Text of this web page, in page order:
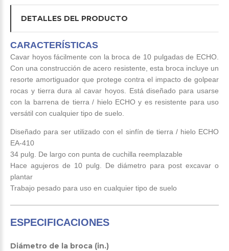
DETALLES DEL PRODUCTO
CARACTERÍSTICAS
Cavar hoyos fácilmente con la broca de 10 pulgadas de ECHO.
Con una construcción de acero resistente, esta broca incluye un
resorte amortiguador que protege contra el impacto de golpear
rocas y tierra dura al cavar hoyos. Está diseñado para usarse
con la barrena de tierra / hielo ECHO y es resistente para uso
versátil con cualquier tipo de suelo.
Diseñado para ser utilizado con el sinfín de tierra / hielo ECHO
EA-410
34 pulg. De largo con punta de cuchilla reemplazable
Hace agujeros de 10 pulg. De diámetro para post excavar o
plantar
Trabajo pesado para uso en cualquier tipo de suelo
ESPECIFICACIONES
Diámetro de la broca (in.)